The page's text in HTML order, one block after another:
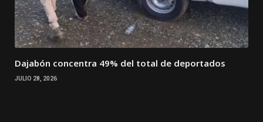
Dajabón concentra 49% del total de deportados
JULIO 28, 2026